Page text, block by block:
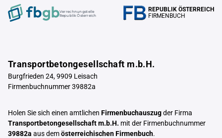
Verrechnungstelle
Republik Österreich
REPUBLIK ÖSTERREICH
FIRMENBUCH
Transportbetongesellschaft m.b.H.
Burgfrieden 24, 9909 Leisach
Firmenbuchnummer 39882a
Holen Sie sich einen amtlichen Firmenbuchauszugder Firma
Transportbetongesellschaft m.b.H. mit der Firmenbuchnummer
39882a aus demösterreichischen Firmenbuch.